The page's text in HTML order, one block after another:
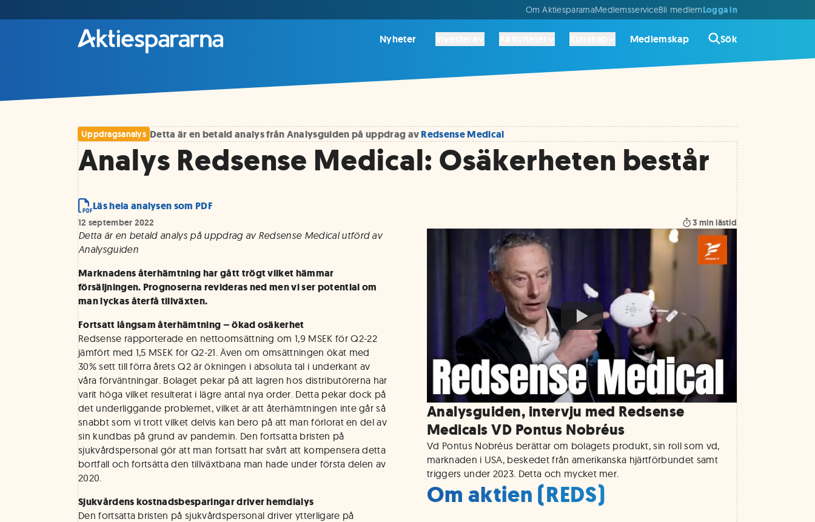
Om AktiespararnaMedlemsserviceBli medlemLogga in
Nyheter Medlemskap Sök
Uppdragsanalys Detta är en betald analys från Analysguiden på uppdrag avRedsense Medical
Analys Redsense Medical: Osäkerheten består
Läs hela analysen som PDF
12 september 2022 3 min lästid
Detta är en betald analys på uppdrag av Redsense Medical utförd av
Analysguiden
Marknadens återhämtning har gått trögt vilket hämmar
försäljningen. Prognoserna revideras ned men vi ser potential om
man lyckas återfå tillväxten.
Fortsatt långsam återhämtning – ökad osäkerhet
Redsense rapporterade en nettoomsättning om 1,9 MSEK för Q2-22
jämfört med 1,5 MSEK för Q2-21. Även om omsättningen ökat med
30% sett till förra årets Q2 är ökningen i absoluta tal i underkant av
våra förväntningar. Bolaget pekar på att lagren hos distributörerna har
varit höga vilket resulterat i lägre antal nya order. Detta pekar dock på
det underliggande problemet, vilket är att återhämtningen inte går så
snabbt som vi trott vilket delvis kan bero på att man förlorat en del av
sin kundbas på grund av pandemin. Den fortsatta bristen på
sjukvårdspersonal gör att man fortsatt har svårt att kompensera detta
bortfall och fortsätta den tillväxtbana man hade under första delen av
2020.
Sjukvårdens kostnadsbesparingar driver hemdialys
Den fortsatta bristen på sjukvårdspersonal driver ytterligare på
Analysguiden, intervju med Redsense
Medicals VD Pontus Nobréus
Vd Pontus Nobréus berättar om bolagets produkt, sin roll som vd,
marknaden i USA, beskedet från amerikanska hjärtförbundet samt
triggers under 2023. Detta och mycket mer.
Om aktien (REDS)